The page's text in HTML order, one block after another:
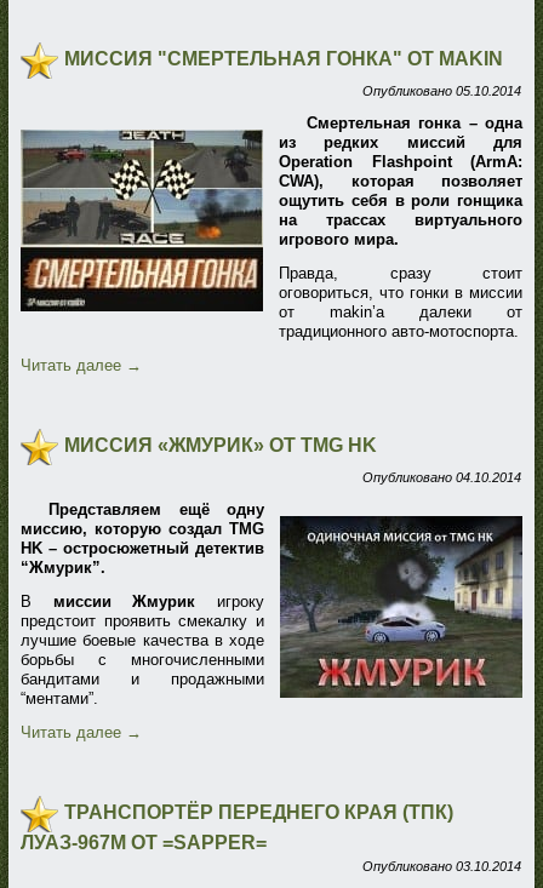
МИССИЯ "СМЕРТЕЛЬНАЯ ГОНКА" ОТ MAKIN
Опубликовано 05.10.2014
Смертельная гонка – одна
из редких миссий для
Operation Flashpoint (ArmA:
CWA), которая позволяет
ощутить себя в роли гонщика
на трассах виртуального
игрового мира.
Правда, сразу стоит
оговориться, что гонки в миссии
от makin’a далеки от
традиционного авто-мотоспорта.
Читать далее →
МИССИЯ «ЖМУРИК» ОТ TMG HK
Опубликовано 04.10.2014
Представляем ещё одну
миссию, которую создал TMG
HK – остросюжетный детектив
“Жмурик”.
В миссии Жмурик игроку
предстоит проявить смекалку и
лучшие боевые качества в ходе
борьбы с многочисленными
бандитами и продажными
“ментами”.
Читать далее →
ТРАНСПОРТЁР ПЕРЕДНЕГО КРАЯ (ТПК)
ЛУАЗ-967М ОТ =SAPPER=
Опубликовано 03.10.2014